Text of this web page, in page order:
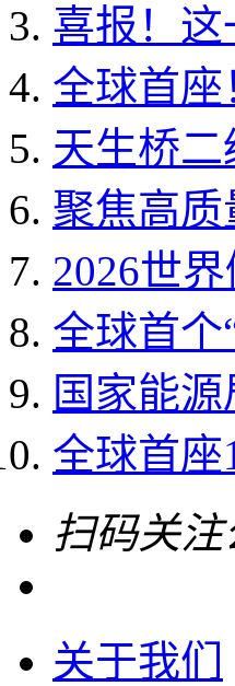
喜报！这
全球首座
天生桥
聚焦高
2026世
全球首个
国家能
全球首
扫码关
关于我们